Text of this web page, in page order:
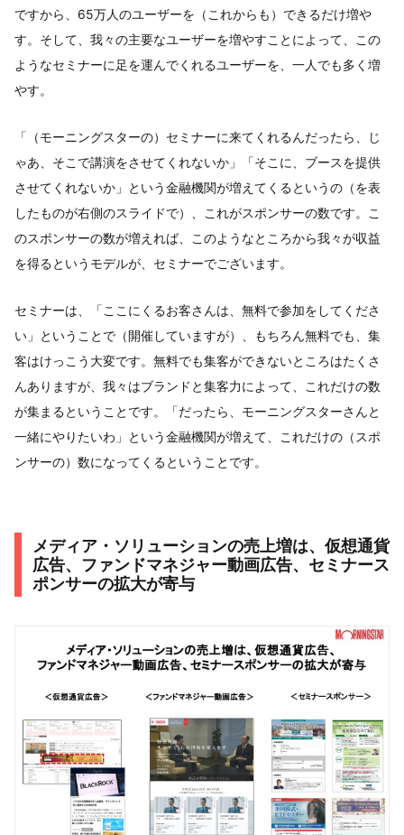
ですから、65万人のユーザーを（これからも）できるだけ増や
す。そして、我々の主要なユーザーを増やすことによって、この
ようなセミナーに足を運んでくれるユーザーを、一人でも多く増
やす。
「（モーニングスターの）セミナーに来てくれるんだったら、じ
ゃあ、そこで講演をさせてくれないか」「そこに、ブースを提供
させてくれないか」という金融機関が増えてくるというの（を表
したものが右側のスライドで）、これがスポンサーの数です。こ
のスポンサーの数が増えれば、このようなところから我々が収益
を得るというモデルが、セミナーでございます。
セミナーは、「ここにくるお客さんは、無料で参加をしてくださ
い」ということで（開催していますが）、もちろん無料でも、集
客はけっこう大変です。無料でも集客ができないところはたくさ
んありますが、我々はブランドと集客力によって、これだけの数
が集まるということです。「だったら、モーニングスターさんと
一緒にやりたいわ」という金融機関が増えて、これだけの（スポ
ンサーの）数になってくるということです。
メディア・ソリューションの売上増は、仮想通貨
広告、ファンドマネジャー動画広告、セミナース
ポンサーの拡大が寄与